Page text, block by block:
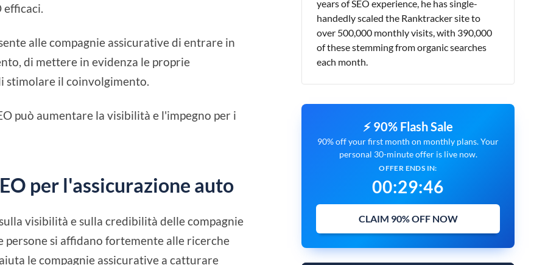
efficaci.
alle compagnie assicurative di entrare in
di mettere in evidenza le proprie
stimolare il coinvolgimento.
può aumentare la visibilità e l'impegno per i
per l'assicurazione auto
visibilità e sulla credibilità delle compagnie
persone si affidano fortemente alle ricerche
le compagnie assicurative a catturare
years of SEO experience, he has single-
handedly scaled the Ranktracker site to
over 500,000 monthly visits, with 390,000
of these stemming from organic searches
each month.
⚡ 90% Flash Sale
90% off your first month on monthly plans. Your
personal 30-minute offer is live now.
OFFER ENDS IN:
00:29:45
CLAIM 90% OFF NOW